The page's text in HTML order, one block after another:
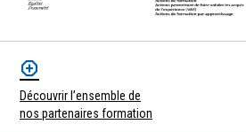
Découvrir l’ensemble de
nos partenaires formation